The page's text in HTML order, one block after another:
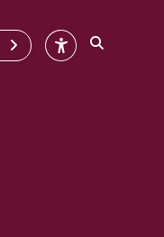
Accessibilité